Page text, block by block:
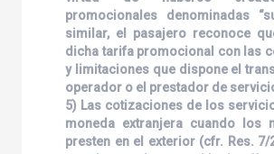
promocionales denominadas
similar, el pasajero reconoce
dicha tarifa promocional con las
y limitaciones que dispone el
operador o el prestador de
5) Las cotizaciones de los
moneda extranjera cuando los
presten en el exterior (cfr. Res. 7/